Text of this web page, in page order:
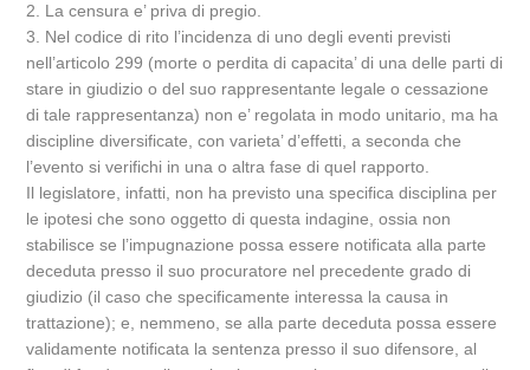
2. La censura e’ priva di pregio.
3. Nel codice di rito l’incidenza di uno degli eventi previsti
nell’articolo 299 (morte o perdita di capacita’ di una delle parti di
stare in giudizio o del suo rappresentante legale o cessazione
di tale rappresentanza) non e’ regolata in modo unitario, ma ha
discipline diversificate, con varieta’ d’effetti, a seconda che
l’evento si verifichi in una o altra fase di quel rapporto.
Il legislatore, infatti, non ha previsto una specifica disciplina per
le ipotesi che sono oggetto di questa indagine, ossia non
stabilisce se l’impugnazione possa essere notificata alla parte
deceduta presso il suo procuratore nel precedente grado di
giudizio (il caso che specificamente interessa la causa in
trattazione); e, nemmeno, se alla parte deceduta possa essere
validamente notificata la sentenza presso il suo difensore, al